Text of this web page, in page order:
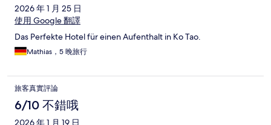
2026 年 1 月 25 日
使用 Google 翻譯
Das Perfekte Hotel für einen Aufenthalt in Ko Tao.
Mathias，5 晚旅行
旅客真實評論
6/10 不錯哦
2026 年 1 月 19 日